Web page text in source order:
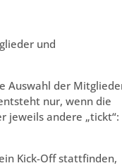
und
Auswahl der
nur, wenn die
jeweils andere „tickt“:
Kick-Off stattfinden,